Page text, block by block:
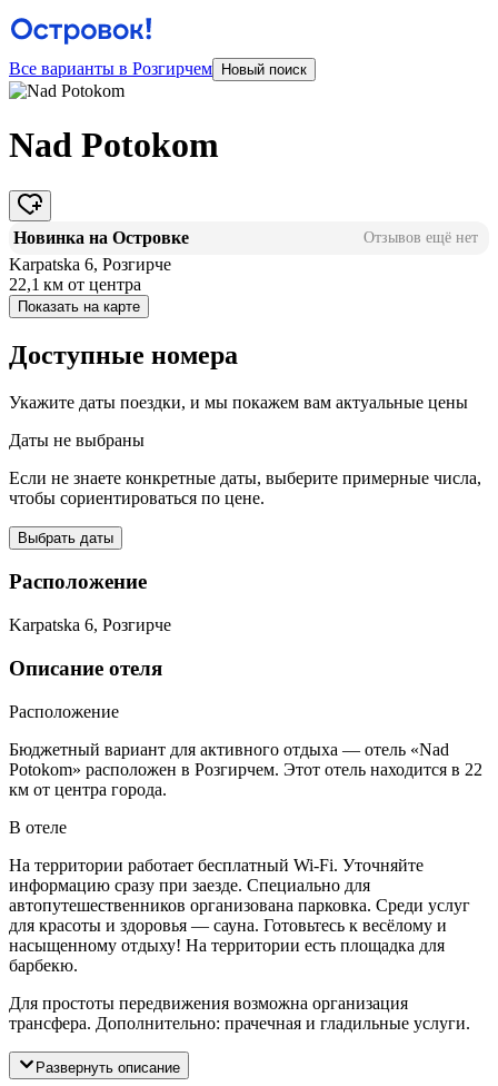
Все варианты в Розгирчем Новый поиск
Nad Potokom
Новинка на Островке Отзывов ещё нет
Karpatska 6, Розгирче
22,1 км от центра
Показать на карте
Доступные номера
Укажите даты поездки, и мы покажем вам актуальные цены
Даты не выбраны
Если не знаете конкретные даты, выберите примерные числа,
чтобы сориентироваться по цене.
Выбрать даты
Расположение
Karpatska 6, Розгирче
Описание отеля
Расположение
Бюджетный вариант для активного отдыха — отель «Nad
Potokom» расположен в Розгирчем. Этот отель находится в 22
км от центра города.
В отеле
На территории работает бесплатный Wi-Fi. Уточняйте
информацию сразу при заезде. Специально для
автопутешественников организована парковка. Среди услуг
для красоты и здоровья — сауна. Готовьтесь к весёлому и
насыщенному отдыху! На территории есть площадка для
барбекю.
Для простоты передвижения возможна организация
трансфера. Дополнительно: прачечная и гладильные услуги.
Развернуть описание